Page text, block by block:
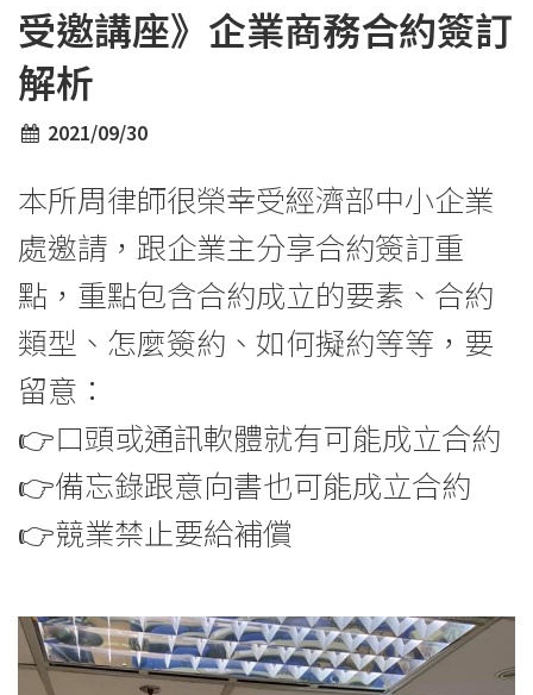
受邀講座》企業商務合約簽訂
解析
2021/09/30
本所周律師很榮幸受經濟部中小企業
處邀請，跟企業主分享合約簽訂重
點，重點包含合約成立的要素、合約
類型、怎麼簽約、如何擬約等等，要
留意：
👉口頭或通訊軟體就有可能成立合約
👉備忘錄跟意向書也可能成立合約
👉競業禁止要給補償